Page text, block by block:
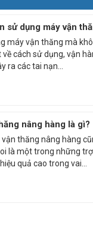
sử dụng máy vận
máy vận thăng mà
về cách sử dụng, vận
ra các tai nạn...
nâng hàng là gì?
vận thăng nâng hàng
là một trong những
quả cao trong vai...